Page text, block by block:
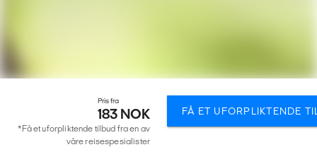
Pris fra
183 NOK
*Få et uforpliktende tilbud fra en av
våre reisespesialister
FÅ ET UFORPLIKTENDE